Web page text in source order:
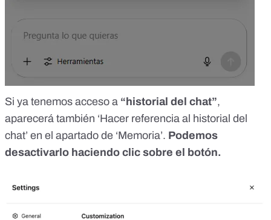
Si ya tenemos acceso a “historial del chat”,
aparecerá también ‘Hacer referencia al historial del
chat’ en el apartado de ‘Memoria’. Podemos
desactivarlo haciendo clic sobre el botón.